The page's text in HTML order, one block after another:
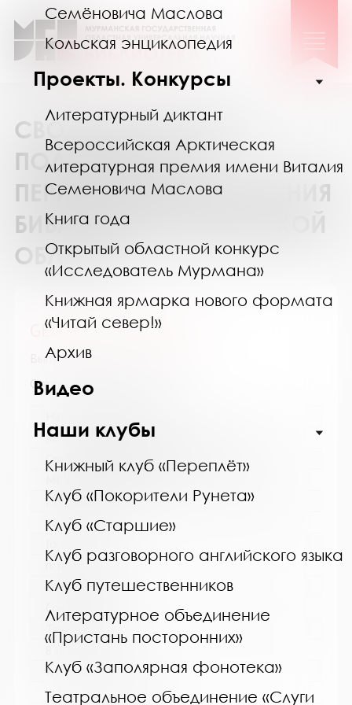
Семёновича Маслова
Кольская энциклопедия
Проекты. Конкурсы
Литературный диктант
Всероссийская Арктическая
литературная премия имени Виталия
Семеновича Маслова
Книга года
Открытый областной конкурс
«Исследователь Мурмана»
Книжная ярмарка нового формата
«Читай север!»
Архив
Видео
Наши клубы
Книжный клуб «Переплёт»
Клуб «Покорители Рунета»
Клуб «Старшие»
Клуб разговорного английского языка
Клуб путешественников
Литературное объединение
«Пристань посторонних»
Клуб «Заполярная фонотека»
Театральное объединение «Слуги
СВОДНЫЙ КАТАЛОГ
ПОДПИСКИ НА
ПЕРИОДИЧЕСКИЕ ИЗДАНИЯ
БИБЛИОТЕК МУРМАНСКОЙ
ОБЛАСТИ
GEOленок / ГЕОленок
Выпуск №7 / 8 от 2012 года
Сведения о держателях
Кильдинская городская библиотека
Сокращенное название:
Почтовый индекс:
184367
п. Кильдинстрой
Улица, дом:
Советская, 2
Телефон:
8 (81553) 9-41-60
www:
http://biblio-mokildin.ru